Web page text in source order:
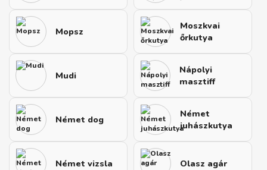
Mopsz
Moszkvai
őrkutya
Mudi
Nápolyi
masztiff
Német dog
Német
juhászkutya
Német vizsla Olasz agár